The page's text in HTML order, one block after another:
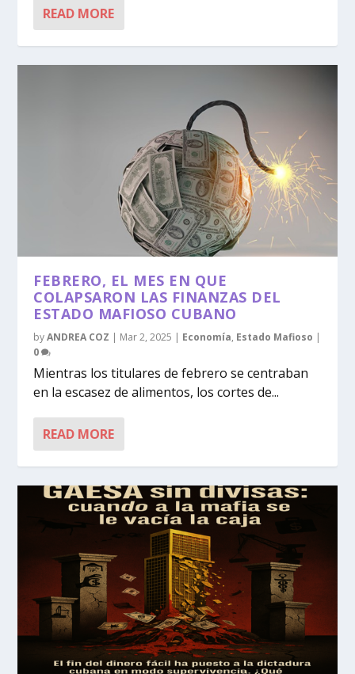
READ MORE
FEBRERO, EL MES EN QUE
COLAPSARON LAS FINANZAS DEL
ESTADO MAFIOSO CUBANO
byANDREA COZ | Mar 2, 2025 | Economía, Estado Mafioso |
0
Mientras los titulares de febrero se centraban
en la escasez de alimentos, los cortes de...
READ MORE